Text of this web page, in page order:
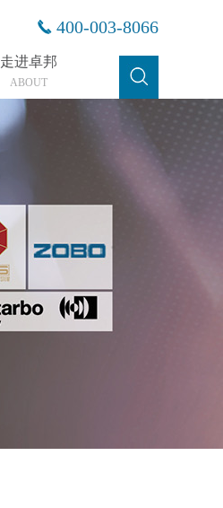
400-003-8066
走进卓邦
ABOUT